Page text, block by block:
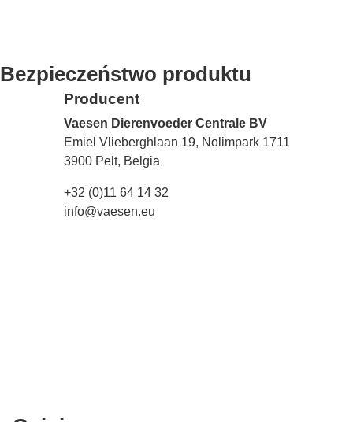
Bezpieczeństwo produktu
Producent
Vaesen Dierenvoeder Centrale BV
Emiel Vlieberghlaan 19, Nolimpark 1711
3900 Pelt, Belgia
+32 (0)11 64 14 32
info@vaesen.eu